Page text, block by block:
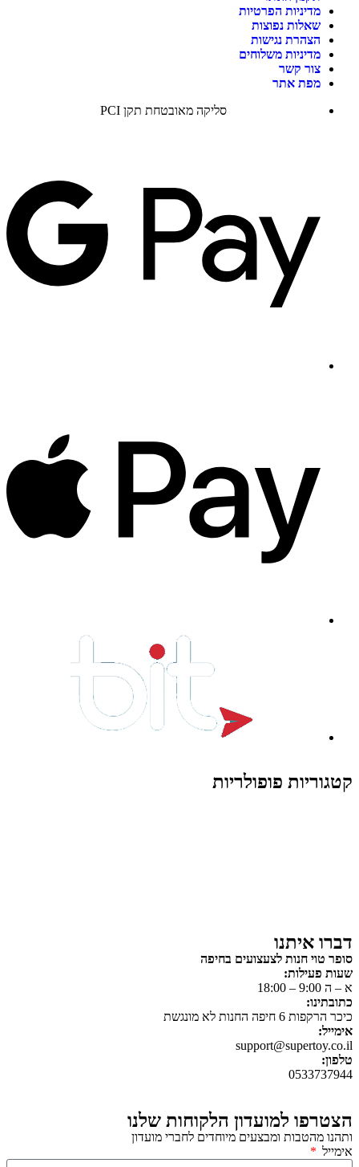
מדיניות הפרטיות
שאלות נפוצות
הצהרת נגישות
מדיניות משלוחים
צור קשר
מפת אתר
סליקה מאובטחת תקן PCI
קטגוריות פופולריות
דברו איתנו
סופר טוי חנות לצעצועים בחיפה
שעות פעילות:
א – ה 9:00 – 18:00
כתובתינו:
כיכר הרקפות 6 חיפה החנות לא מונגשת
אימייל:
support@supertoy.co.il
טלפון:
0533737944
הצטרפו למועדון הלקוחות שלנו
ותהנו מהטבות ומבצעים מיוחדים לחברי מועדון
אימייל